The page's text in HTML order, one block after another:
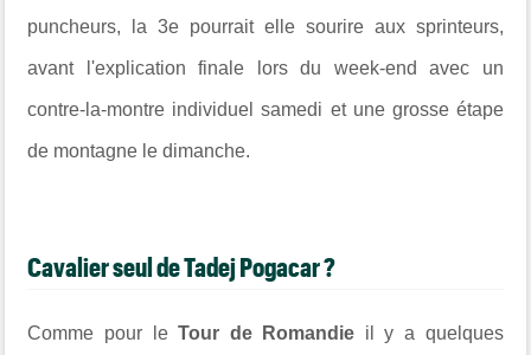
puncheurs, la 3e pourrait elle sourire aux sprinteurs,
avant l'explication finale lors du week-end avec un
contre-la-montre individuel samedi et une grosse étape
de montagne le dimanche.
Cavalier seul de Tadej Pogacar ?
Comme pour leTour de Romandie il y a quelques